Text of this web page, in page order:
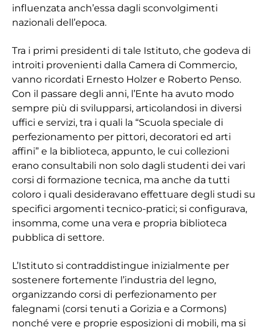
influenzata anch’essa dagli sconvolgimenti
nazionali dell’epoca.
Tra i primi presidenti di tale Istituto, che godeva di
introiti provenienti dalla Camera di Commercio,
vanno ricordati Ernesto Holzer e Roberto Penso.
Con il passare degli anni, l’Ente ha avuto modo
sempre più di svilupparsi, articolandosi in diversi
uffici e servizi, tra i quali la “Scuola speciale di
perfezionamento per pittori, decoratori ed arti
affini” e la biblioteca, appunto, le cui collezioni
erano consultabili non solo dagli studenti dei vari
corsi di formazione tecnica, ma anche da tutti
coloro i quali desideravano effettuare degli studi su
specifici argomenti tecnico-pratici; si configurava,
insomma, come una vera e propria biblioteca
pubblica di settore.
L’Istituto si contraddistingue inizialmente per
sostenere fortemente l’industria del legno,
organizzando corsi di perfezionamento per
falegnami (corsi tenuti a Gorizia e a Cormons)
nonché vere e proprie esposizioni di mobili, ma si